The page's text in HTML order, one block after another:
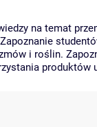
na temat
i roślin.
produktów